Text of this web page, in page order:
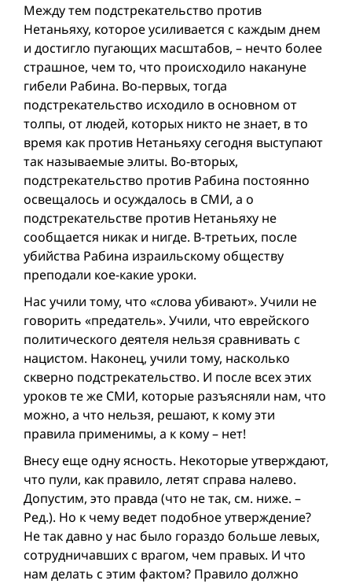
Между тем подстрекательство против
Нетаньяху, которое усиливается с каждым днем
и достигло пугающих масштабов, – нечто более
страшное, чем то, что происходило накануне
гибели Рабина. Во-первых, тогда
подстрекательство исходило в основном от
толпы, от людей, которых никто не знает, в то
время как против Нетаньяху сегодня выступают
так называемые элиты. Во-вторых,
подстрекательство против Рабина постоянно
освещалось и осуждалось в СМИ, а о
подстрекательстве против Нетаньяху не
сообщается никак и нигде. В-третьих, после
убийства Рабина израильскому обществу
преподали кое-какие уроки.
Нас учили тому, что «слова убивают». Учили не
говорить «предатель». Учили, что еврейского
политического деятеля нельзя сравнивать с
нацистом. Наконец, учили тому, насколько
скверно подстрекательство. И после всех этих
уроков те же СМИ, которые разъясняли нам, что
можно, а что нельзя, решают, к кому эти
правила применимы, а к кому – нет!
Внесу еще одну ясность. Некоторые утверждают,
что пули, как правило, летят справа налево.
Допустим, это правда (что не так, см. ниже. –
Ред.). Но к чему ведет подобное утверждение?
Не так давно у нас было гораздо больше левых,
сотрудничавших с врагом, чем правых. И что
нам делать с этим фактом? Правило должно